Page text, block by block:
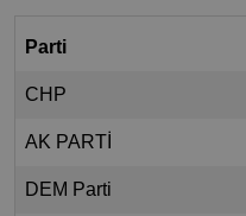
Parti
CHP
AK PARTİ
DEM Parti